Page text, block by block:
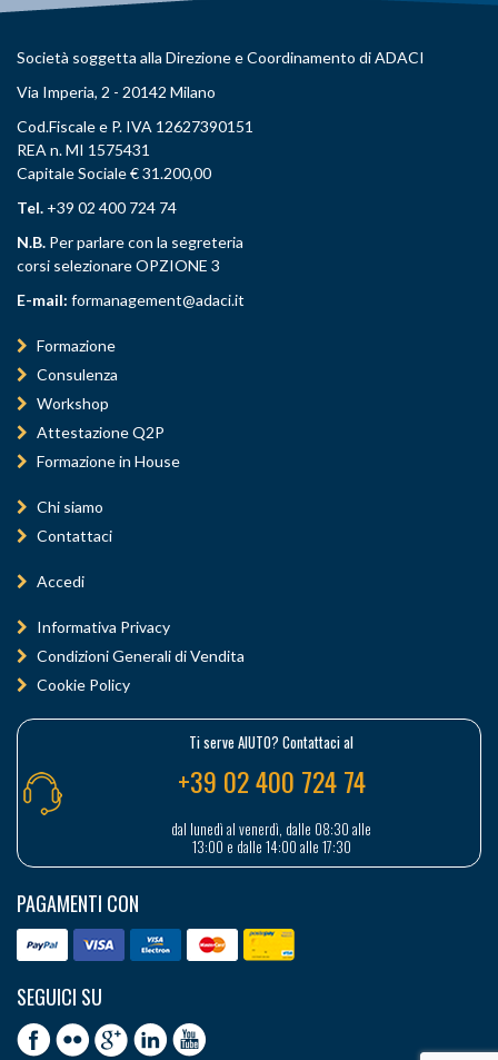
Società soggetta alla Direzione e Coordinamento di ADACI
Via Imperia, 2 - 20142 Milano
Cod.Fiscale e P. IVA 12627390151
REA n. MI 1575431
Capitale Sociale € 31.200,00
Tel. +39 02 400 724 74
N.B. Per parlare con la segreteria
corsi selezionare OPZIONE 3
E-mail: formanagement@adaci.it
Formazione
Consulenza
Workshop
Attestazione Q2P
Formazione in House
Chi siamo
Contattaci
Accedi
Informativa Privacy
Condizioni Generali di Vendita
Cookie Policy
Ti serve AIUTO? Contattaci al
+39 02 400 724 74
dal lunedì al venerdì, dalle 08:30 alle
13:00 e dalle 14:00 alle 17:30
PAGAMENTI CON
SEGUICI SU